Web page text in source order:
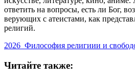
ответить на вопросы, есть ли Бог,
верующих с атеистами, как
религий.
2026_Философия религиии и
Читайте также: